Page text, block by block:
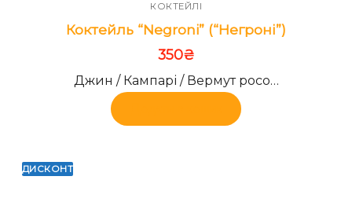
КОКТЕЙЛІ
Коктейль “Negroni” (“Негроні”)
350₴
Джин / Кампарі / Вермут росо…
ДИСКОНТ